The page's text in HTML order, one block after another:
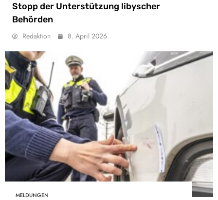
Stopp der Unterstützung libyscher
Behörden
Redaktion 8. April 2026
MELDUNGEN